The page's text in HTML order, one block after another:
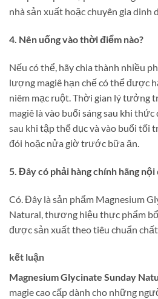
nhà sản xuất hoặc chuyên gia dinh
4. Nên uống vào thời điểm nào?
Nếu có thể, hãy chia thành nhiều
lượng magiê hạn chế có thể được
niêm mạc ruột. Thời gian lý tưởng
magiê là vào buổi sáng sau khi
sau khi tập thể dục và vào buổi tối
đói hoặc nửa giờ trước bữa ăn.
5. Đây có phải hàng chính hãng
Có. Đây là sản phẩm Magnesium
Natural, thương hiệu thực phẩm
được sản xuất theo tiêu chuẩn
kết luận
Magnesium Glycinate Sunday
magie cao cấp dành cho những